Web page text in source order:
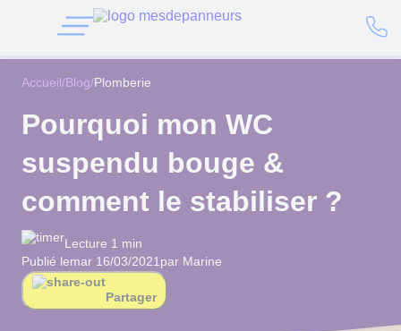
Accueil/Blog/Plomberie
Pourquoi mon WC
suspendu bouge &
comment le stabiliser ?
Lecture 1 min
Publié lemar 16/03/2021 par Marine
Partager